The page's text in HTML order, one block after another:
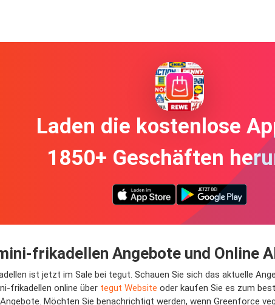
Laden die kostenlose
1850+ Geschäften
frikadellen Angebote und Online
ist jetzt im Sale bei tegut. Schauen Sie sich das aktuelle
frikadellen online über tegut Website oder kaufen Sie es zum
Möchten Sie benachrichtigt werden, wenn Greenforce